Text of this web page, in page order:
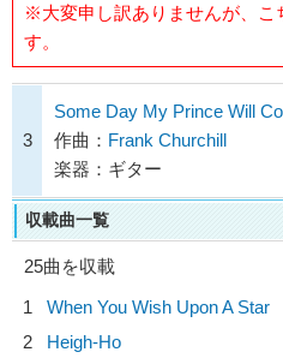
※大変申し訳ありませんが、こ
す。
3
Some Day My Prince Will
作曲： Frank Churchill
楽器：ギター
収載曲一覧
25曲を収載
1
When You Wish Upon A Star
2
Heigh-Ho